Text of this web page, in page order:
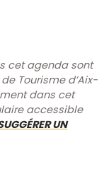
cet agenda sont
Tourisme d’Aix-
dans cet
accessible
UN